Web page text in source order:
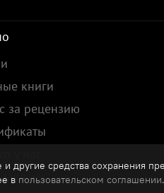
средства сохранения
в пользовательском соглашении
книги
за рецензию